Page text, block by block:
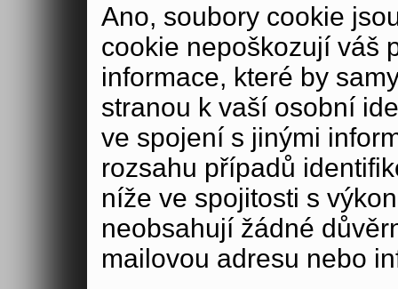
Ano, soubory cookie
cookie nepoškozují váš
informace, které by
stranou k vaší osobní
ve spojení s jinými
rozsahu případů
níže ve spojitosti s
neobsahují žádné
mailovou adresu nebo